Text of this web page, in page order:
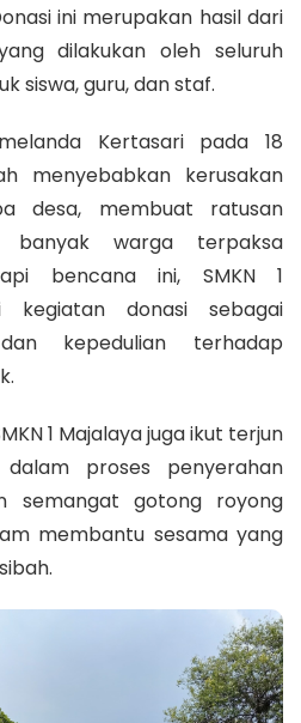
ini merupakan hasil dari
dilakukan oleh seluruh
siswa, guru, dan staf.
Kertasari pada 18
menyebabkan kerusakan
desa, membuat ratusan
warga terpaksa
bencana ini, SMKN 1
kegiatan donasi sebagai
kepedulian terhadap
1 Majalaya juga ikut terjun
proses penyerahan
semangat gotong royong
membantu sesama yang